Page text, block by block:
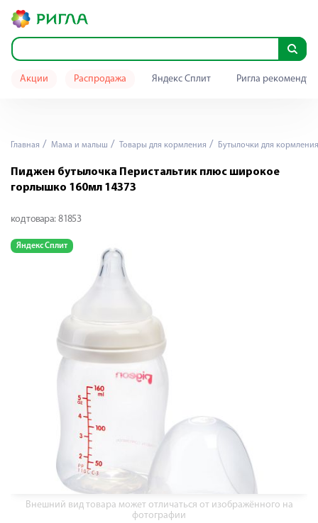
Акции Распродажа Яндекс Сплит Ригла
Главная Мама и малыш Товары для кормления Бутылочки для кормления
Пиджен бутылочка Перистальтик плюс широкое
горлышко 160мл 14373
код товара: 81853
Яндекс Сплит
Внешний вид товара может отличаться от изображённого на
фотографии